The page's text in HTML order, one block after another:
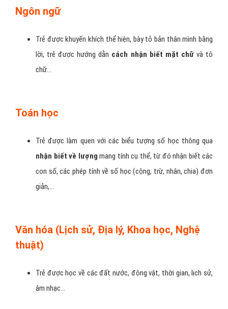
Ngôn ngữ
Trẻ được khuyến khích thể hiện, bày tỏ bản thân mình bằng
lời, trẻ được hướng dẫn cách nhận biết mặt chữvà tô
chữ…
Toán học
Trẻ được làm quen với các biểu tượng số học thông qua
nhận biết về lượng mang tính cụ thể, từ đó nhận biết các
con số, các phép tính về số học (cộng, trừ, nhân, chia) đơn
giản,…
Văn hóa (Lịch sử, Địa lý, Khoa học, Nghệ
thuật)
Trẻ được học về các đất nước, động vật, thời gian, lịch sử,
âm nhạc…